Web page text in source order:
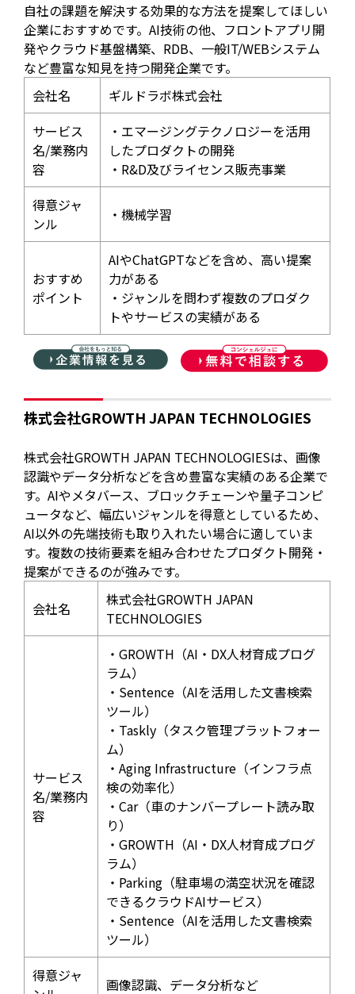
自社の課題を解決する効果的な方法を提案してほしい
企業におすすめです。AI技術の他、フロントアプリ開
発やクラウド基盤構築、RDB、一般IT/WEBシステム
など豊富な知見を持つ開発企業です。
会社名
ギルドラボ株式会社
サービス
名/業務内
容
・エマージングテクノロジーを活用
したプロダクトの開発
・R&D及びライセンス販売事業
得意ジャ
ンル
・機械学習
おすすめ
ポイント
AIやChatGPTなどを含め、高い提案
力がある
・ジャンルを問わず複数のプロダク
トやサービスの実績がある
株式会社GROWTH JAPAN TECHNOLOGIES
株式会社GROWTH JAPAN TECHNOLOGIESは、画像
認識やデータ分析などを含め豊富な実績のある企業で
す。AIやメタバース、ブロックチェーンや量子コンピ
ュータなど、幅広いジャンルを得意としているため、
AI以外の先端技術も取り入れたい場合に適していま
す。複数の技術要素を組み合わせたプロダクト開発・
提案ができるのが強みです。
会社名
株式会社GROWTH JAPAN
TECHNOLOGIES
サービス
名/業務内
容
・GROWTH（AI・DX人材育成プログ
ラム）
・Sentence（AIを活用した文書検索
ツール）
・Taskly（タスク管理プラットフォー
ム）
・Aging Infrastructure（インフラ点
検の効率化）
・Car（車のナンバープレート読み取
り）
・GROWTH（AI・DX人材育成プログ
ラム）
・Parking（駐車場の満空状況を確認
できるクラウドAIサービス）
・Sentence（AIを活用した文書検索
ツール）
得意ジャ
画像認識、データ分析など